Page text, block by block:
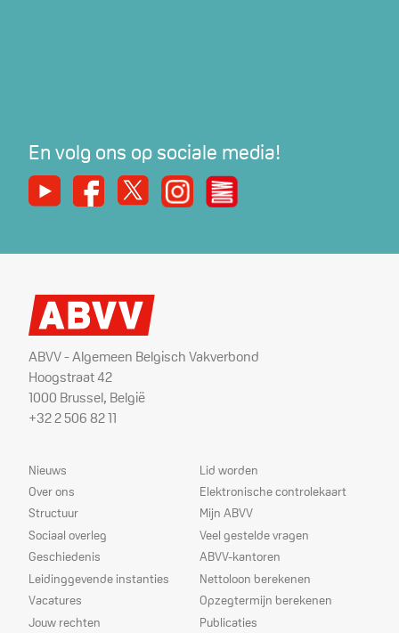
En volg ons op sociale media!
Youtube Facebook
X InstagramDe Nieuwe Werker
ABVV - Algemeen Belgisch Vakverbond
Hoogstraat 42
1000 Brussel, België
+32 2 506 82 11
Sitemap
Nieuws
Over ons
Structuur
Sociaal overleg
Geschiedenis
Leidinggevende instanties
Vacatures
Jouw rechten
Dienstverlening
Lid worden
Elektronische controlekaart
Mijn ABVV
Veel gestelde vragen
ABVV-kantoren
Nettoloon berekenen
Opzegtermijn berekenen
Publicaties